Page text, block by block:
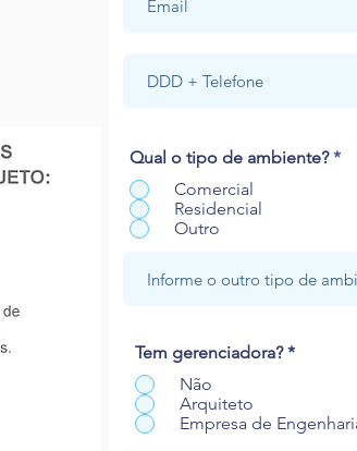
Qual o tipo de ambiente? *
Comercial
Residencial
Outro
Tem gerenciadora? *
Não
Arquiteto
Empresa de